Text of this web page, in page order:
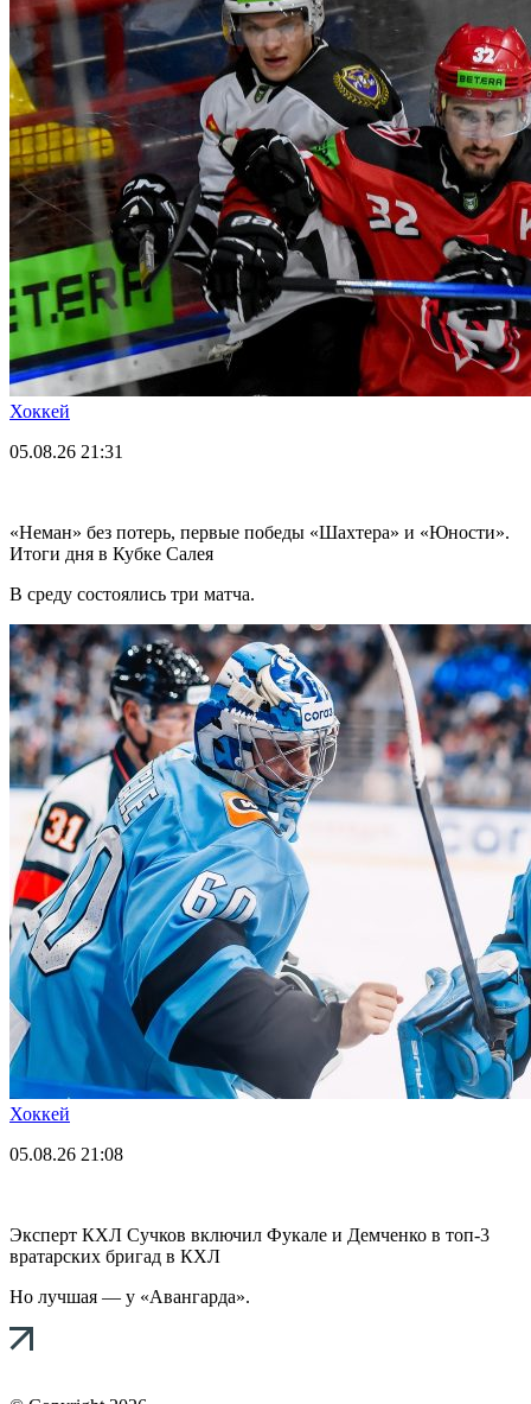
Хоккей
05.08.26 21:31
«Неман» без потерь, первые победы «Шахтера» и «Юности».
Итоги дня в Кубке Салея
В среду состоялись три матча.
Хоккей
05.08.26 21:08
Эксперт КХЛ Сучков включил Фукале и Демченко в топ-3
вратарских бригад в КХЛ
Но лучшая — у «Авангарда».